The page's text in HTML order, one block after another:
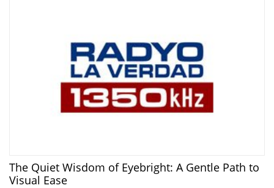
The Quiet Wisdom of Eyebright: A Gentle Path to
Visual Ease